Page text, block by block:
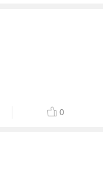
0